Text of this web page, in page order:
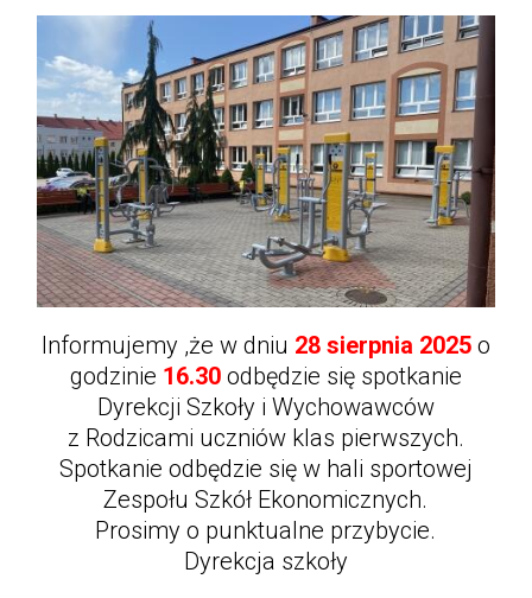
Informujemy ,że w dniu 28sierpnia 2025o
godzinie 16.30odbędzie się spotkanie
Dyrekcji Szkoły i Wychowawców
z Rodzicami uczniów klas pierwszych.
Spotkanie odbędzie się w hali sportowej
Zespołu Szkół Ekonomicznych.
Prosimy o punktualne przybycie.
Dyrekcja szkoły